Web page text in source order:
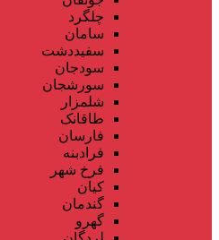
چلگرد
سامان
سفیددشت
سودجان
سورشجان
شلمزار
طاقانک
فارسان
فرادبنه
فرخ شهر
کیان
گندمان
گهرو